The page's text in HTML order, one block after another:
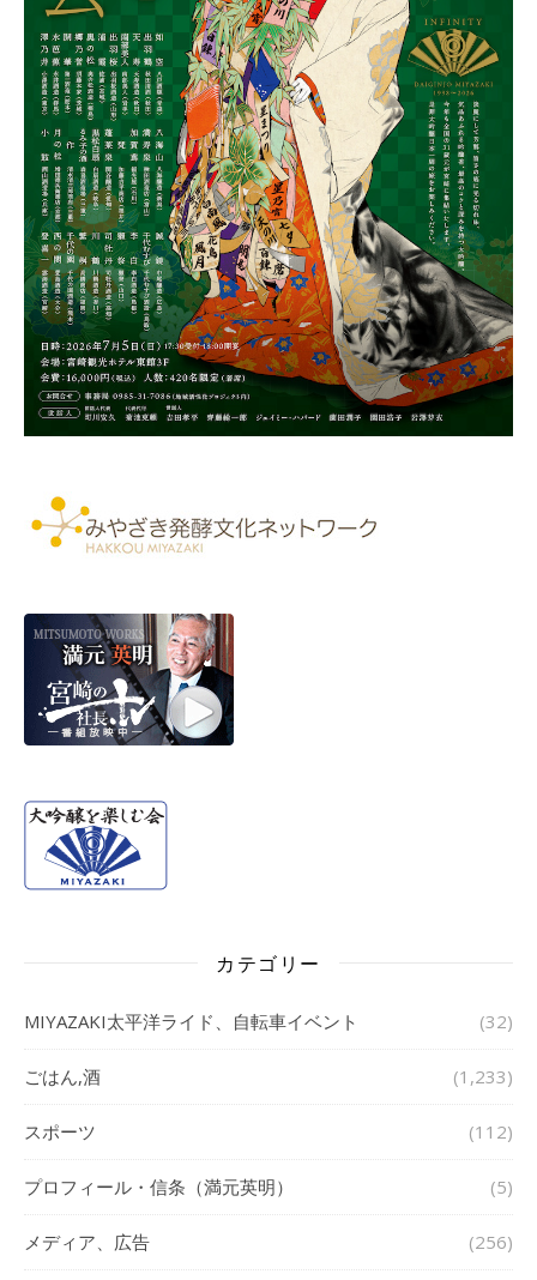
カテゴリー
MIYAZAKI太平洋ライド、自転車イベント (32)
ごはん,酒 (1,233)
スポーツ (112)
プロフィール・信条（満元英明） (5)
メディア、広告 (256)